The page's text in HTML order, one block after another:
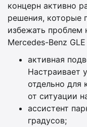
концерн активно
решения, которые
избежать проблем
Mercedes-Benz
активная
Настраивает
отдельно для
от ситуации
ассистент
градусов;